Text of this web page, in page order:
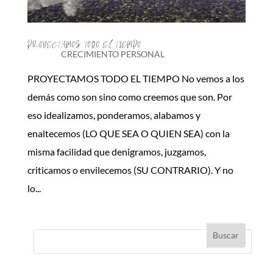
PROYECTAMOS TODO EL TIEMPO
CRECIMIENTO PERSONAL
PROYECTAMOS TODO EL TIEMPO No vemos a los
demás como son sino como creemos que son. Por
eso idealizamos, ponderamos, alabamos y
enaltecemos (LO QUE SEA O QUIEN SEA) con la
misma facilidad que denigramos, juzgamos,
criticamos o envilecemos (SU CONTRARIO). Y no
lo...